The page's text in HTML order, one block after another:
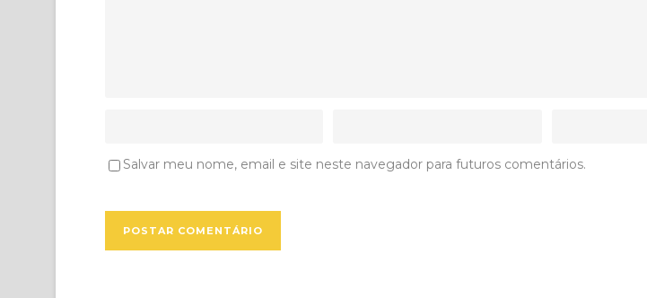
Salvar meu nome, email e site neste navegador para futuros comentários.